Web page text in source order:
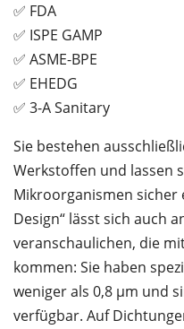
✅ FDA
✅ ISPE GAMP
✅ ASME-BPE
✅ EHEDG
✅ 3-A Sanitary
Sie bestehen
Werkstoffen und lassen
Mikroorganismen sicher
Design“ lässt sich auch
veranschaulichen, die
kommen: Sie haben
weniger als 0,8 µm und
verfügbar. Auf